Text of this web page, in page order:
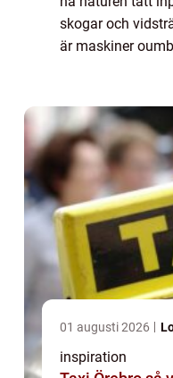
skogar och
är maskiner
01 augusti 2026
inspiration